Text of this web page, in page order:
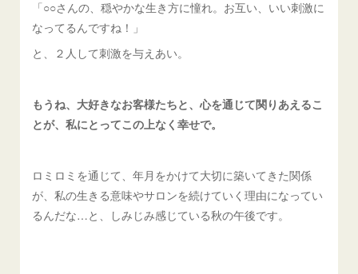
「○○さんの、穏やかな生き方に憧れ。お互い、いい刺激に
なってるんですね！」
と、２人して刺激を与えあい。
もうね、大好きなお客様たちと、心を通じて関りあえるこ
とが、私にとってこの上なく幸せで。
ロミロミを通じて、年月をかけて大切に築いてきた関係
が、私の生きる意味やサロンを続けていく理由になってい
るんだな…と、しみじみ感じている秋の午後です。